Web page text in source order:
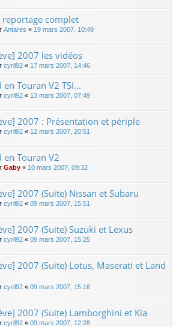
reportage complet
Antares « 19 mars 2007, 10:49
2007 les vidéos
cyril92 « 17 mars 2007, 14:46
Touran V2 TSI...
cyril92 « 13 mars 2007, 07:49
2007 : Présentation et périple
cyril92 « 12 mars 2007, 20:51
en Touran V2
Gaby « 10 mars 2007, 09:32
2007 (Suite) Nissan et Subaru
cyril92 « 09 mars 2007, 15:51
2007 (Suite) Suzuki et Lexus
cyril92 « 09 mars 2007, 15:25
2007 (Suite) Lotus, Maserati et Land
cyril92 « 09 mars 2007, 15:16
2007 (Suite) Lamborghini et Kia
cyril92 « 09 mars 2007, 12:28